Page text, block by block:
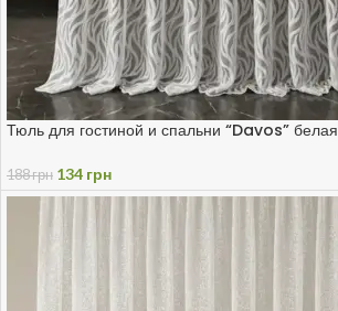
Тюль для гостиной и спальни “Davos” белая
188грн 134 грн